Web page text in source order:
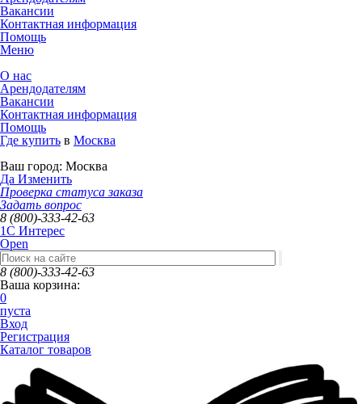
Вакансии
Контактная информация
Помощь
Меню
О нас
Арендодателям
Вакансии
Контактная информация
Помощь
Где купить в Москва
Ваш город: Москва
Да Изменить
Проверка статуса заказа
Задать вопрос
8 (800)-333-42-63
1C Интерес
Open
8 (800)-333-42-63
Ваша корзина:
0
пуста
Вход
Регистрация
Каталог товаров